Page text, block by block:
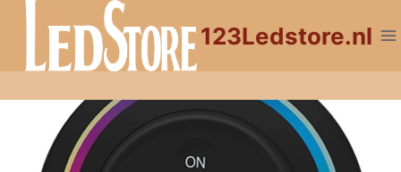
Doorgaan
inhoud
123Ledstore.nl